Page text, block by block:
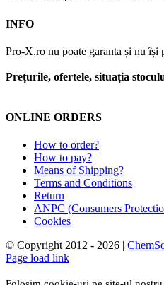
INFO
Pro-X.ro nu poate garanta și nu își
Prețurile, ofertele, situația
ONLINE ORDERS
How to order?
How to pay?
Means of Shipping?
Terms and Conditions
Return
ANPC (Consumers
Cookies
© Copyright 2012 - 2026 |
Page load link